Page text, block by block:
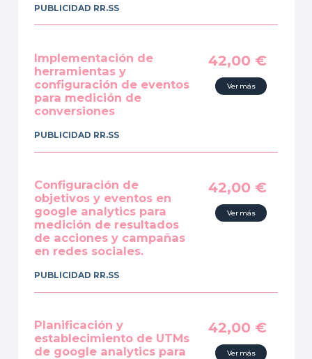
PUBLICIDAD RR.SS
Implementación de
herramientas y
configuración de eventos
para medición de
conversiones
PUBLICIDAD RR.SS
42,00 €
Ver más
Configuración de
objetivos y eventos en
google analytics para
medición de resultados
de acciones y campañas
en redes sociales.
PUBLICIDAD RR.SS
42,00 €
Ver más
Planificación y
establecimiento de UTMs
de google analytics para
42,00 €
Ver más